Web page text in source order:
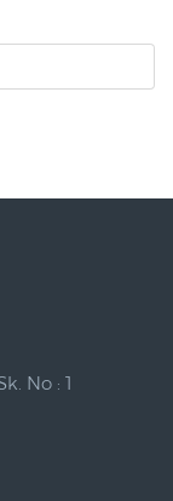
No : 1